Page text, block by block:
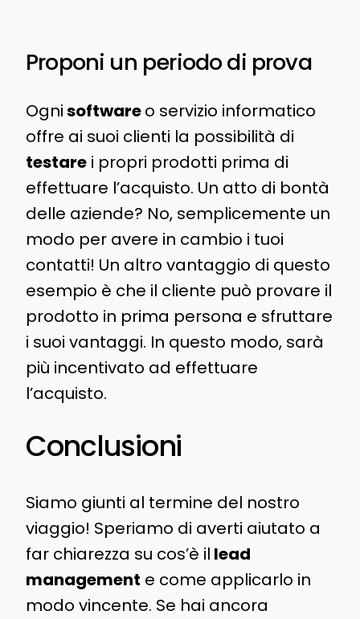
Proponi un periodo di prova
Ognisoftwareo servizio informatico
offre ai suoi clienti la possibilità di
testarei propri prodotti prima di
effettuare l’acquisto. Un atto di bontà
delle aziende? No, semplicemente un
modo per avere in cambio i tuoi
contatti! Un altro vantaggio di questo
esempio è che il cliente può provare il
prodotto in prima persona e sfruttare
i suoi vantaggi. In questo modo, sarà
più incentivato ad effettuare
l’acquisto.
Conclusioni
Siamo giunti al termine del nostro
viaggio! Speriamo di averti aiutato a
far chiarezza su cos’è il lead
management e come applicarlo in
modo vincente. Se hai ancora